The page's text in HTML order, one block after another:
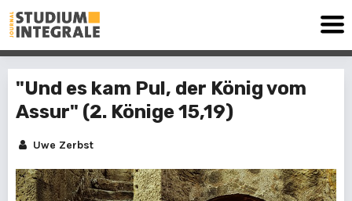
"Und es kam Pul, der König vom
Assur" (2. Könige 15,19)
Uwe Zerbst